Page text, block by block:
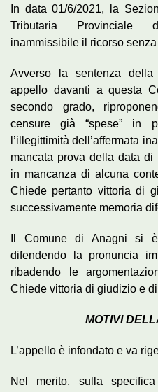
In data 01/6/2021, la
Tributaria Provinciale
inammissibile il ricorso
Avverso la sentenza
appello davanti a questa
secondo grado,
censure già “spese” in
l’illegittimità dell’affermata
mancata prova della data di
in mancanza di alcuna
Chiede pertanto vittoria di
successivamente memoria
Il Comune di Anagni si
difendendo la pronuncia
ribadendo le
Chiede vittoria di giudizio e
MOTIVI
L’appello è infondato e va
Nel merito, sulla